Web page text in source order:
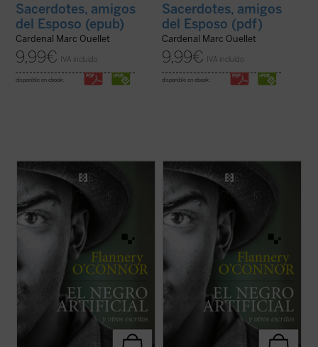
Sacerdotes, amigos
del Esposo (epub)
Cardenal Marc Ouellet
9,99€ IVA incluido
disponible en ebook:
Sacerdotes, amigos
del Esposo (pdf)
Cardenal Marc Ouellet
9,99€ IVA incluido
disponible en ebook:
La presente antología recoge ocho cuentos
representativos y algunos ensayos breves
escritos por Flannery O'Connor en
«Andalusia», la finca familiar en la que vivió
sus últimos años mientras avanzaba su
enfermedad degenerativa. Son historias ...
(ver ficha)
La presente antología recoge ocho cuentos
representativos y algunos ensayos breves
escritos por Flannery O'Connor en
«Andalusia», la finca familiar en la que vivió
sus últimos años mientras avanzaba su
enfermedad degenerativa. Son historias ...
(ver ficha)